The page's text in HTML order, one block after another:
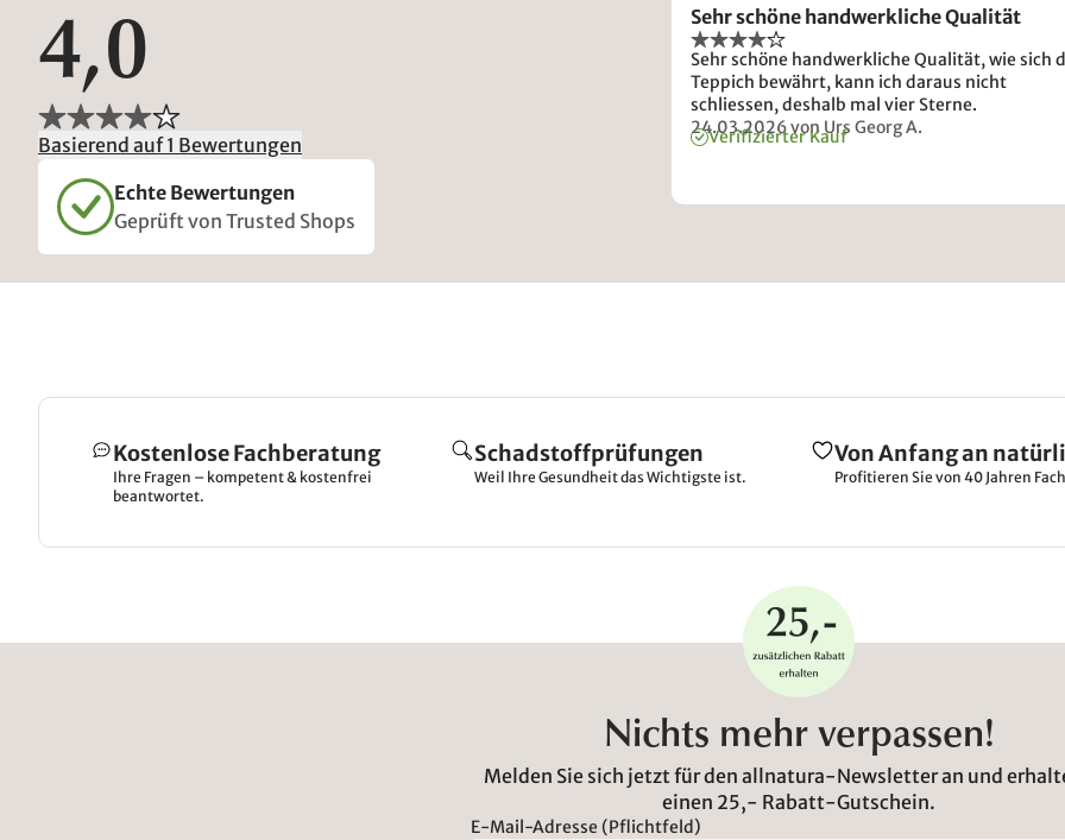
4,0
Basierend auf 1 Bewertungen
Echte Bewertungen
Geprüft von Trusted Shops
Sehr schöne handwerkliche Qualität
Sehr schöne handwerkliche Qualität, wie sich
Teppich bewährt, kann ich daraus nicht
schliessen, deshalb mal vier Sterne.
24.03.2026von Urs Georg A.
Verifizierter Kauf
Kostenlose Fachberatung
Ihre Fragen – kompetent & kostenfrei
beantwortet.
Schadstoffprüfungen
Weil Ihre Gesundheit das Wichtigste ist.
Von Anfang an
Profitieren Sie von 40 Jahren
Nichts mehr verpassen!
Melden Sie sich jetzt für den allnatura-Newsletter an und
einen 25,- Rabatt-Gutschein.
E-Mail-Adresse (Pflichtfeld)